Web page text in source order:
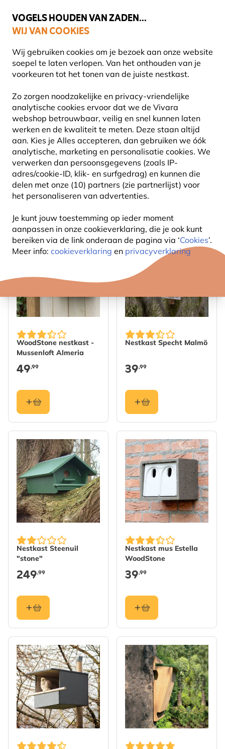
VOGELS HOUDEN VAN ZADEN...
WIJ VAN COOKIES
Wij gebruiken cookies om je bezoek aan onze website
soepel te laten verlopen. Van het onthouden van je
voorkeuren tot het tonen van de juiste nestkast.
Zo zorgen noodzakelijke en privacy-vriendelijke
analytische cookies ervoor dat we de Vivara
webshop betrouwbaar, veilig en snel kunnen laten
werken en de kwaliteit te meten. Deze staan altijd
aan. Kies je Alles accepteren, dan gebruiken we óók
analytische, marketing en personalisatie cookies. We
verwerken dan persoonsgegevens (zoals IP-
adres/cookie-ID, klik- en surfgedrag) en kunnen die
delen met onze (10) partners (zie partnerlijst) voor
het personaliseren van advertenties.
Je kunt jouw toestemming op ieder moment
aanpassen in onze cookieverklaring, die je ook kunt
bereiken via de link onderaan de pagina via ‘Cookies’.
Meer info: cookieverklaring en privacyverklaring
Gratis thuisbezorgd vanaf €49
SPECIALE NESTKASTEN
Wil je een habitat op maat creëren voor specifieke
vogelsoorten die je tuin of balkon bezoeken? Onze
gespecialiseerde nestkasten zijn uitstekende hul Lees
meer
Producten
WoodStone nestkast -
Mussenloft Almeria
49,99
Nestkast Specht Malmö
39,99
Nestkast Steenuil
"stone"
249,99
Nestkast mus Estella
WoodStone
39,99